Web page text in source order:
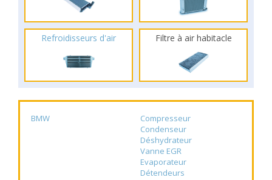
Refroidisseurs d'air Filtre à air habitacle
BMW
Compresseur
Condenseur
Déshydrateur
Vanne EGR
Evaporateur
Détendeurs